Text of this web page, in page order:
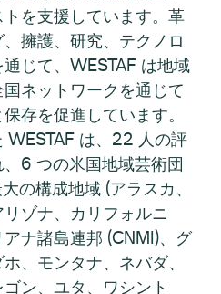
を支援しています。革
擁護、研究、テクノロ
じて、WESTAF は地域
ネットワークを通じて
存を促進しています。
は、22 人の評
6 つの米国地域芸術団
の構成地域 (アラスカ、
ゾナ、カリフォルニ
ナ諸島連邦 (CNMI)、グ
、モンタナ、ネバダ、
ン、ユタ、ワシント